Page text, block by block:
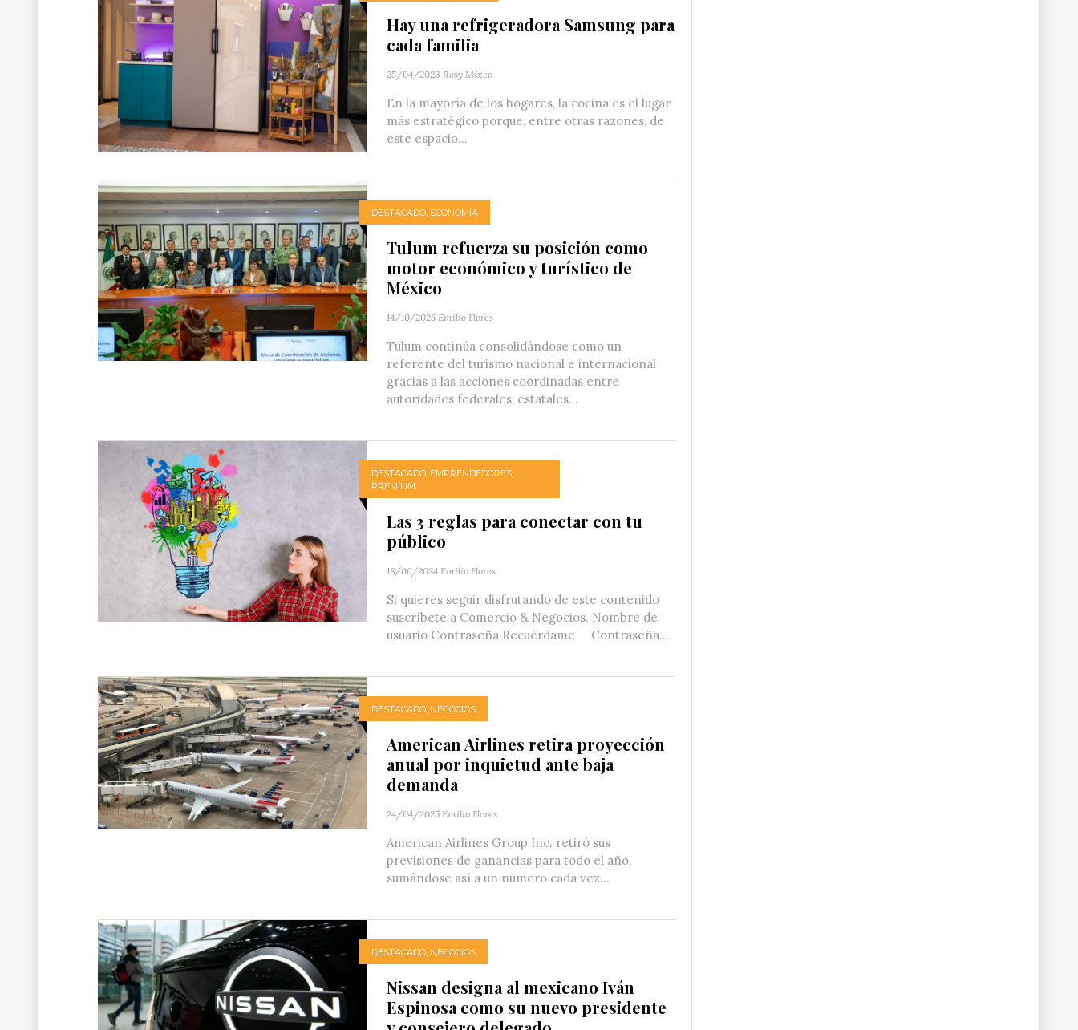
Hay una refrigeradora Samsung para
cada familia
25/04/2023 Rosy Mixco
En la mayoría de los hogares, la cocina es el lugar
más estratégico porque, entre otras razones, de
este espacio...
DESTACADO, ECONOMÍA
Tulum refuerza su posición como
motor económico y turístico de
México
14/10/2025 Emilio Flores
Tulum continúa consolidándose como un
referente del turismo nacional e internacional
gracias a las acciones coordinadas entre
autoridades federales, estatales...
DESTACADO, EMPRENDEDORES,
PREMIUM
Las 3 reglas para conectar con tu
público
18/06/2024 Emilio Flores
Si quieres seguir disfrutando de este contenido
suscríbete a Comercio & Negocios. Nombre de
usuario Contraseña Recuérdame Contraseña...
DESTACADO, NEGOCIOS
American Airlines retira proyección
anual por inquietud ante baja
demanda
24/04/2025 Emilio Flores
American Airlines Group Inc. retiró sus
previsiones de ganancias para todo el año,
sumándose así a un número cada vez...
DESTACADO, NEGOCIOS
Nissan designa al mexicano Iván
Espinosa como su nuevo presidente